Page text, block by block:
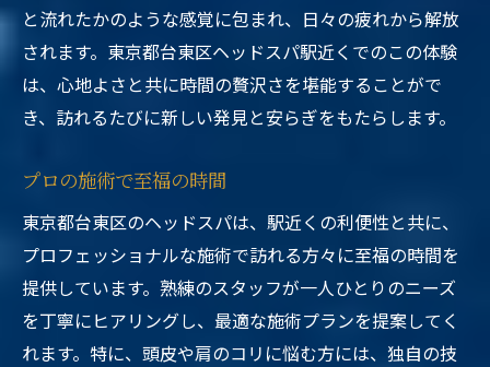
と流れたかのような感覚に包まれ、日々の疲れから解放
されます。東京都台東区ヘッドスパ駅近くでのこの体験
は、心地よさと共に時間の贅沢さを堪能することがで
き、訪れるたびに新しい発見と安らぎをもたらします。
プロの施術で至福の時間
東京都台東区のヘッドスパは、駅近くの利便性と共に、
プロフェッショナルな施術で訪れる方々に至福の時間を
提供しています。熟練のスタッフが一人ひとりのニーズ
を丁寧にヒアリングし、最適な施術プランを提案してく
れます。特に、頭皮や肩のコリに悩む方には、独自の技